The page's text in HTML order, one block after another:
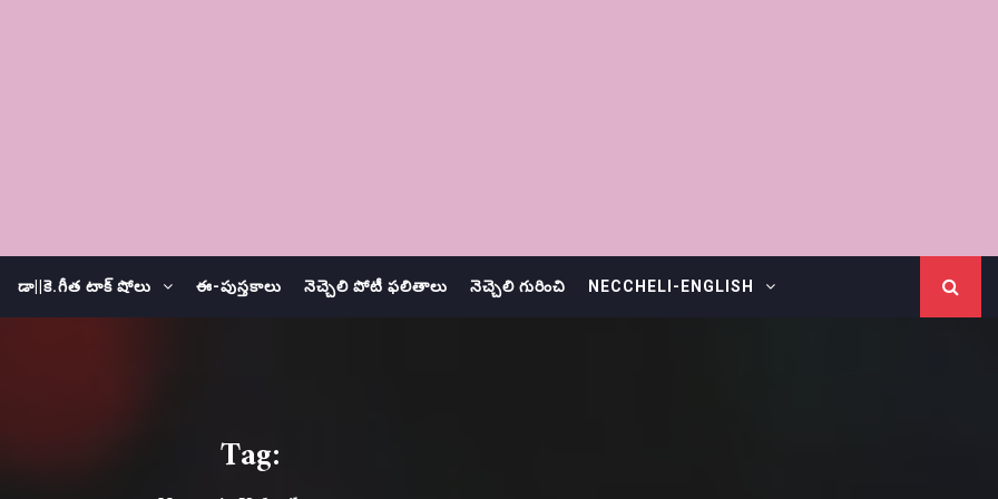
డా||కె.గీత టాక్ షోలు ఈ-పుస్తకాలు నెచ్చెలి పోటీ ఫలితాలు నెచ్చెలి గురించి NECCHELI-ENGLISH
Tag: